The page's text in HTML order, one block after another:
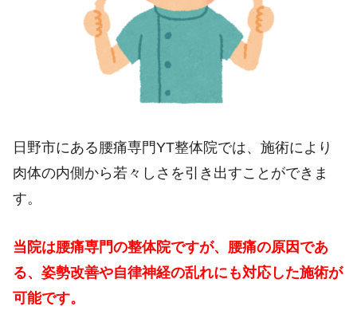
日野市にある腰痛専門YT整体院では、施術により
肉体の内側から若々しさを引き出すことができま
す。
当院は腰痛専門の整体院ですが、腰痛の原因であ
る、姿勢改善や自律神経の乱れにも対応した施術が
可能です。